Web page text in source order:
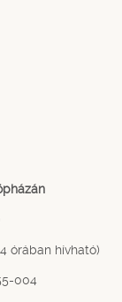
órában hívható)
004